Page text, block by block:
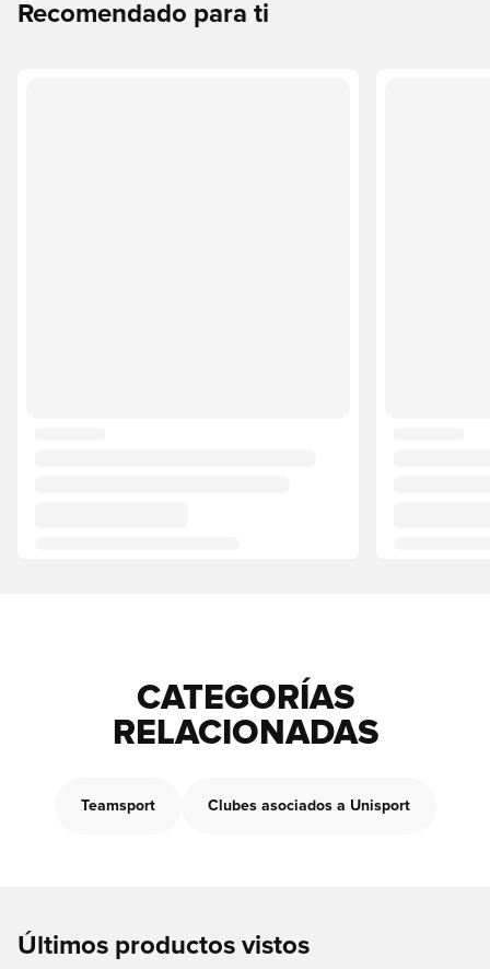
Recomendado para ti
CATEGORÍAS
RELACIONADAS
Teamsport Clubes asociados a Unisport
Últimos productos vistos